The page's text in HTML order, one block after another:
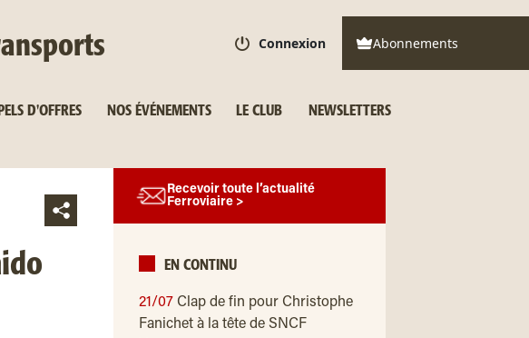
Connexion Abonnements
D'OFFRES NOS ÉVÉNEMENTS LE CLUB NEWSLETTERS
Recevoir toute l’actualité
Ferroviaire >
EN CONTINU
21/07 Clap de fin pour Christophe
Fanichet à la tête de SNCF